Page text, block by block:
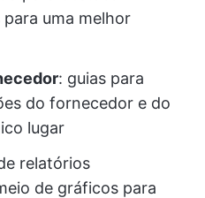
uma melhor
: guias para
do fornecedor e do
lugar
relatórios
de gráficos para